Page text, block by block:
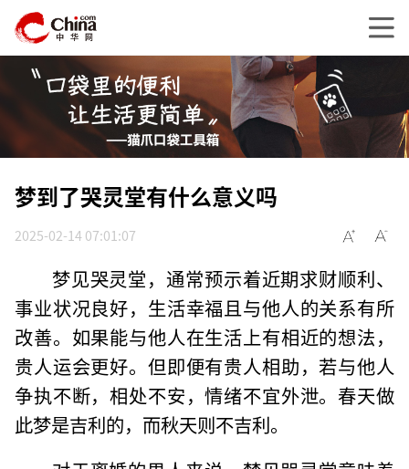
梦到了哭灵堂有什么意义吗
2025-02-14 07:01:07
梦见哭灵堂，通常预示着近期求财顺利、
事业状况良好，生活幸福且与他人的关系有所
改善。如果能与他人在生活上有相近的想法，
贵人运会更好。但即便有贵人相助，若与他人
争执不断，相处不安，情绪不宜外泄。春天做
此梦是吉利的，而秋天则不吉利。